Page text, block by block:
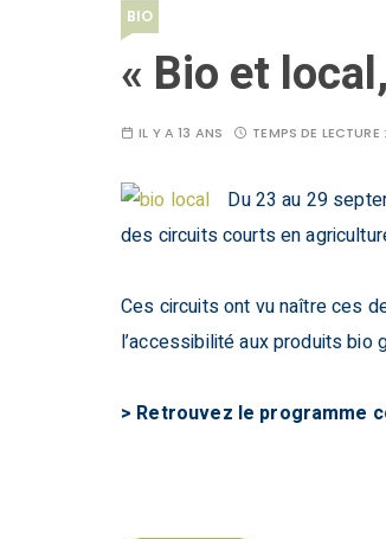
BIO
« Bio et
IL Y A 13 ANS TEMPS DE LECTURE :
Du 23 au 29
des circuits courts en
Ces circuits ont vu naître ces
l’accessibilité aux produits bio
> Retrouvez le programme